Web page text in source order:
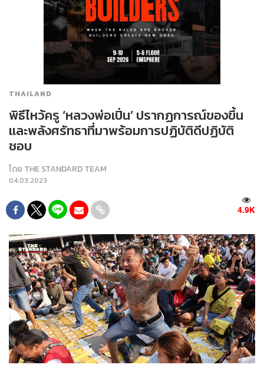
THAILAND
พิธีไหว้ครู ‘หลวงพ่อเปิ่น’ ปรากฏการณ์ของขึ้น
และพลังศรัทธาที่มาพร้อมการปฏิบัติดีปฏิบัติ
ชอบ
โดย THE STANDARD TEAM
04.03.2023
4.9K